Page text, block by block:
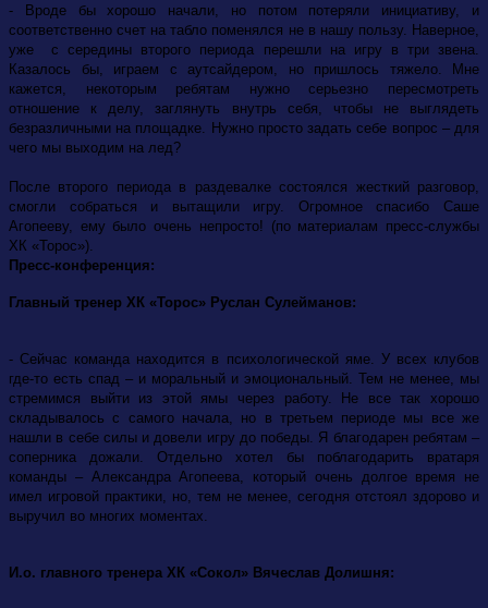
- Вроде бы хорошо начали, но потом потеряли инициативу, и
соответственно счет на табло поменялся не в нашу пользу. Наверное,
уже с середины второго периода перешли на игру в три звена.
Казалось бы, играем с аутсайдером, но пришлось тяжело. Мне
кажется, некоторым ребятам нужно серьезно пересмотреть
отношение к делу, заглянуть внутрь себя, чтобы не выглядеть
безразличными на площадке. Нужно просто задать себе вопрос – для
чего мы выходим на лед?
После второго периода в раздевалке состоялся жесткий разговор,
смогли собраться и вытащили игру. Огромное спасибо Саше
Агопееву, ему было очень непросто! (по материалам пресс-службы
ХК «Торос»).
Пресс-конференция:
Главный тренер ХК «Торос» Руслан Сулейманов:
- Сейчас команда находится в психологической яме. У всех клубов
где-то есть спад – и моральный и эмоциональный. Тем не менее, мы
стремимся выйти из этой ямы через работу. Не все так хорошо
складывалось с самого начала, но в третьем периоде мы все же
нашли в себе силы и довели игру до победы. Я благодарен ребятам –
соперника дожали. Отдельно хотел бы поблагодарить вратаря
команды – Александра Агопеева, который очень долгое время не
имел игровой практики, но, тем не менее, сегодня отстоял здорово и
выручил во многих моментах.
И.о. главного тренера ХК «Сокол» Вячеслав Долишня: